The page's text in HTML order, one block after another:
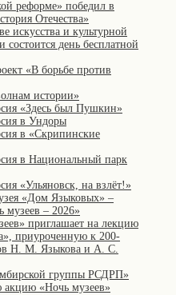
реформе» победил в
Отечества»
искусства и культурной
состоится день бесплатной
«В борьбе против
истории»
«Здесь был Пушкин»
в Ундоры
в «Скрипинские
в Национальный парк
«Ульяновск, на взлёт!»
«Дом Языковых» –
музеев – 2026»
приглашает на лекцию
приуроченную к 200-
Н. М. Языкова и А. С.
группы РСДРП»
акцию «Ночь музеев»